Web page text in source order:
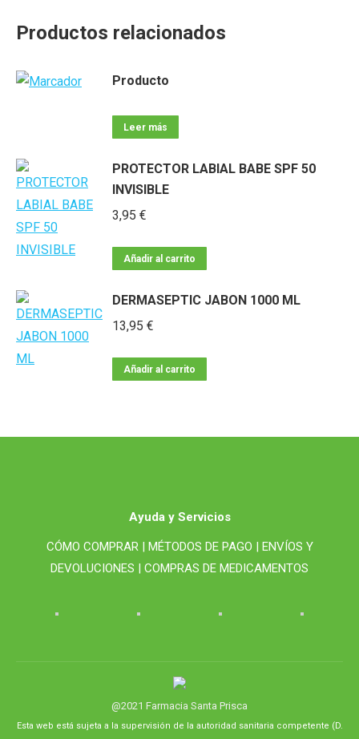
Productos relacionados
Producto
Leer más
PROTECTOR LABIAL BABE SPF 50
INVISIBLE
3,95 €
Añadir al carrito
DERMASEPTIC JABON 1000 ML
13,95 €
Añadir al carrito
Ayuda y Servicios
CÓMO COMPRAR | MÉTODOS DE PAGO | ENVÍOS Y
DEVOLUCIONES | COMPRAS DE MEDICAMENTOS
@2021 Farmacia Santa Prisca
Esta web está sujeta a la supervisión de la autoridad sanitaria competente (D.